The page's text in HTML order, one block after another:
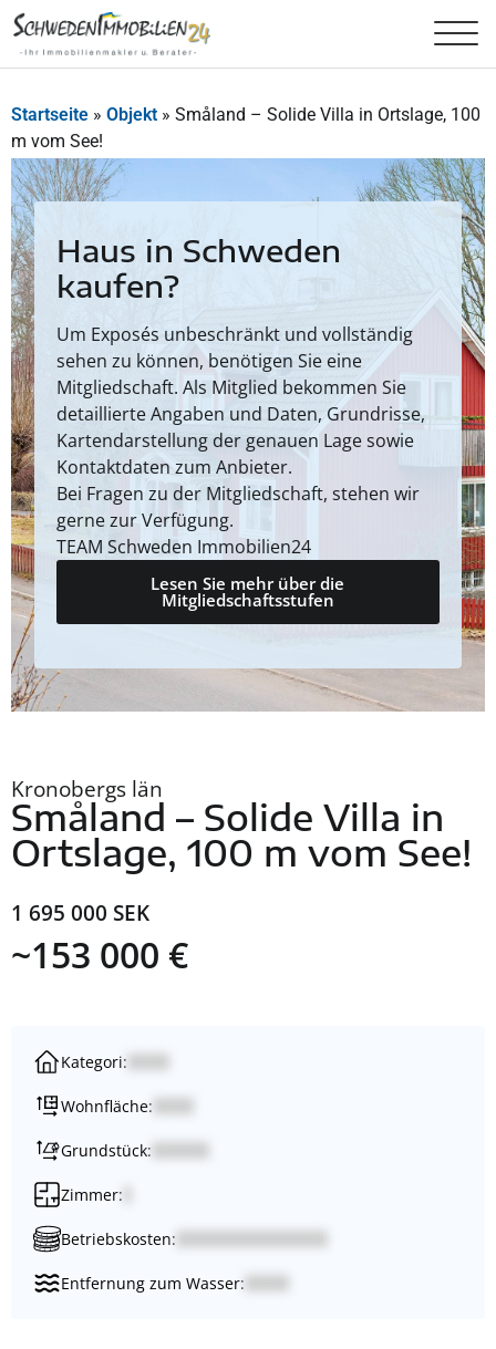
Startseite » Objekt » Småland – Solide Villa in Ortslage, 100
m vom See!
Haus in Schweden
kaufen?
Um Exposés unbeschränkt und vollständig
sehen zu können, benötigen Sie eine
Mitgliedschaft. Als Mitglied bekommen Sie
detaillierte Angaben und Daten, Grundrisse,
Kartendarstellung der genauen Lage sowie
Kontaktdaten zum Anbieter.
Bei Fragen zu der Mitgliedschaft, stehen wir
gerne zur Verfügung.
TEAM Schweden Immobilien24
Lesen Sie mehr über die
Mitgliedschaftsstufen
Kronobergs län
Småland – Solide Villa in
Ortslage, 100 m vom See!
1 695 000 SEK
~153 000 €
Kategori:
Wohnfläche:
Grundstück:
Zimmer:
Betriebskosten:
Entfernung zum Wasser: